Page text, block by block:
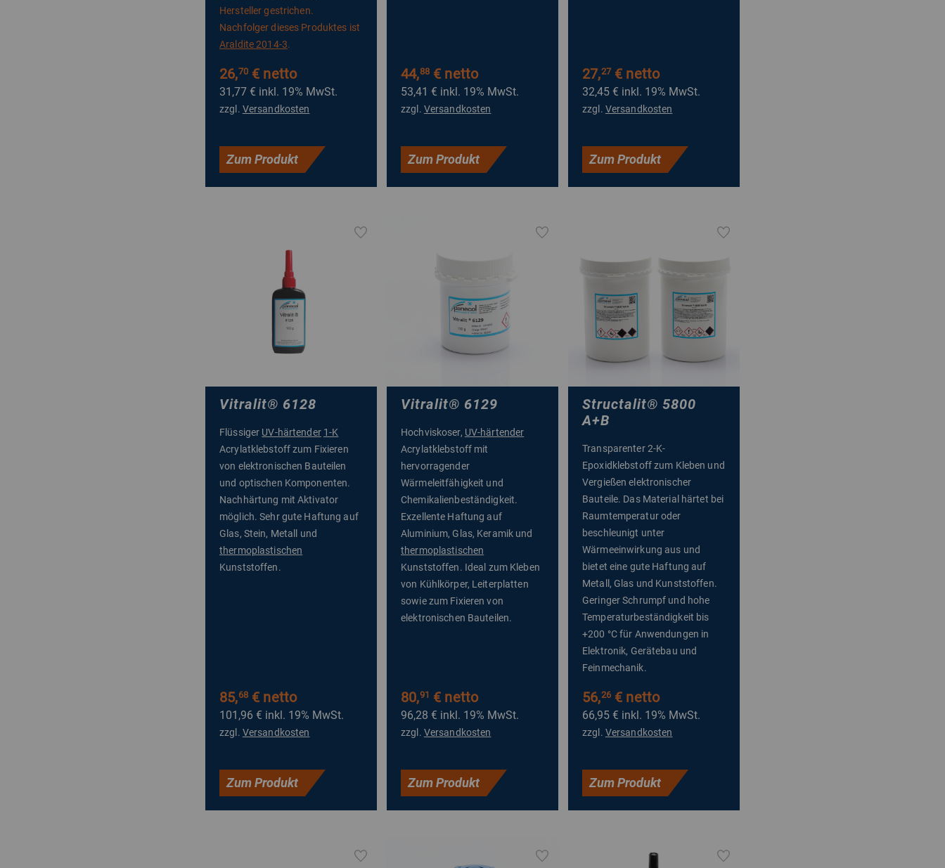
Hersteller gestrichen.
Nachfolger dieses Produktes ist
Araldite 2014-3.
26,70€ netto
31,77 € inkl. 19% MwSt.
zzgl. Versandkosten
Zum Produkt
44,88€ netto
53,41 € inkl. 19% MwSt.
zzgl. Versandkosten
Zum Produkt
27,27€ netto
32,45 € inkl. 19% MwSt.
zzgl. Versandkosten
Zum Produkt
Vitralit® 6128
Flüssiger UV-härtender 1-K
Acrylatklebstoff zum Fixieren
von elektronischen Bauteilen
und optischen Komponenten.
Nachhärtung mit Aktivator
möglich. Sehr gute Haftung auf
Glas, Stein, Metall und
thermoplastischen
Kunststoffen.
85,68€ netto
101,96 € inkl. 19% MwSt.
zzgl. Versandkosten
Zum Produkt
Vitralit® 6129
Hochviskoser, UV-härtender
Acrylatklebstoff mit
hervorragender
Wärmeleitfähigkeit und
Chemikalienbeständigkeit.
Exzellente Haftung auf
Aluminium, Glas, Keramik und
thermoplastischen
Kunststoffen. Ideal zum Kleben
von Kühlkörper, Leiterplatten
sowie zum Fixieren von
elektronischen Bauteilen.
80,91 € netto
96,28 € inkl. 19% MwSt.
zzgl. Versandkosten
Zum Produkt
Structalit® 5800
A+B
Transparenter 2-K-
Epoxidklebstoff zum Kleben und
Vergießen elektronischer
Bauteile. Das Material härtet bei
Raumtemperatur oder
beschleunigt unter
Wärmeeinwirkung aus und
bietet eine gute Haftung auf
Metall, Glas und Kunststoffen.
Geringer Schrumpf und hohe
Temperaturbeständigkeit bis
+200 °C für Anwendungen in
Elektronik, Gerätebau und
Feinmechanik.
56,26€ netto
66,95 € inkl. 19% MwSt.
zzgl. Versandkosten
Zum Produkt